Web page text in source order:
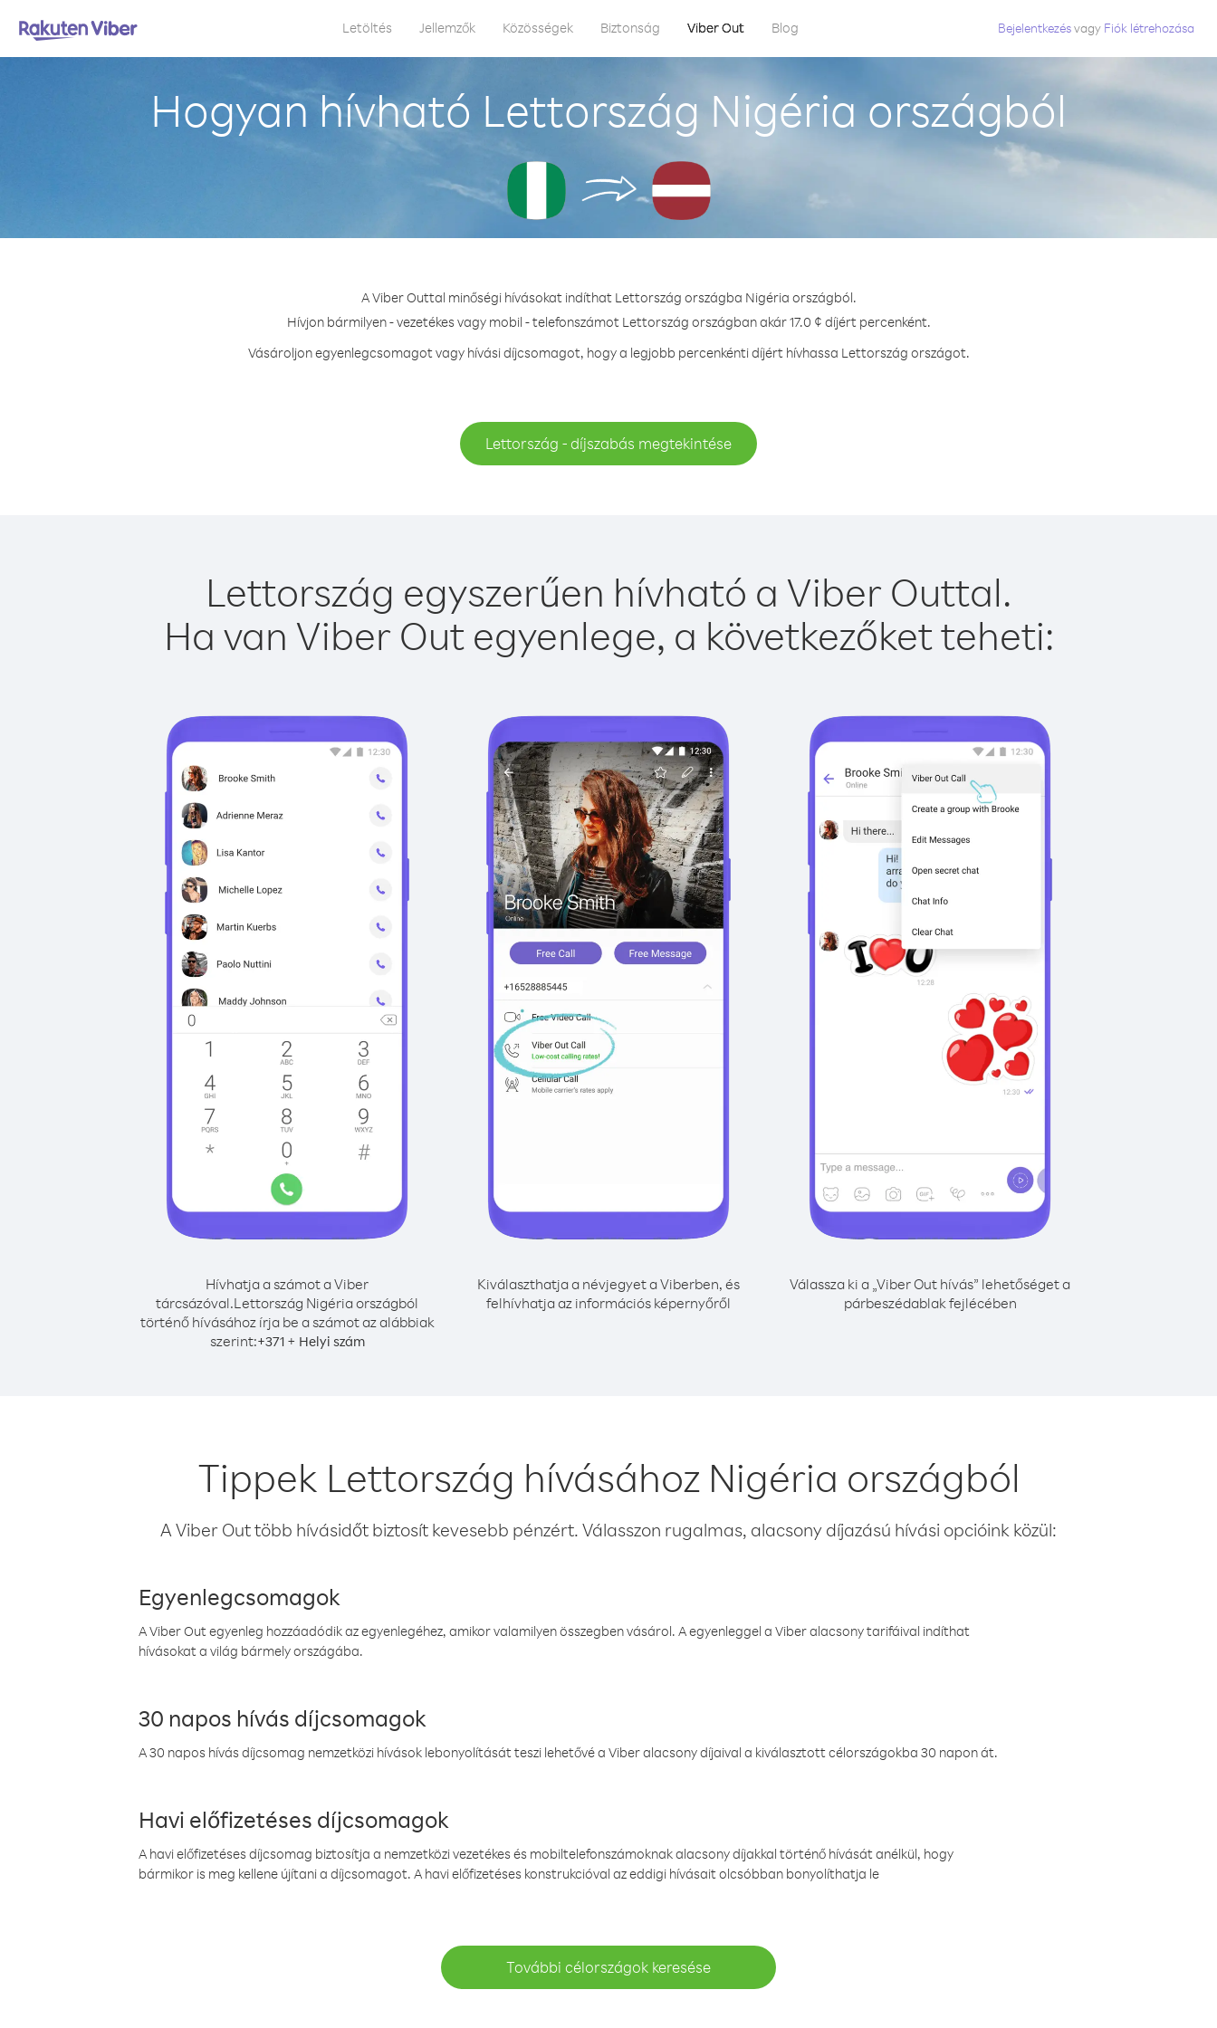
Letöltés Jellemzők Közösségek Biztonság Viber Out Blog Bejelentkezésvagy Fiók létrehozása
Hogyan hívható Lettország Nigéria országból
A Viber Outtal minőségi hívásokat indíthat Lettország országba Nigéria országból.
Hívjon bármilyen - vezetékes vagy mobil - telefonszámot Lettország országban akár 17.0 ¢ díjért percenként.
Vásároljon egyenlegcsomagot vagy hívási díjcsomagot, hogy a legjobb percenkénti díjért hívhassa Lettország országot.
Lettország - díjszabás megtekintése
Lettország egyszerűen hívható a Viber Outtal.
Ha van Viber Out egyenlege, a következőket teheti:
Hívhatja a számot a Viber
tárcsázóval.Lettország Nigéria országból
történő hívásához írja be a számot az alábbiak
szerint:+371+ Helyi szám
Kiválaszthatja a névjegyet a Viberben, és
felhívhatja az információs képernyőről
Válassza ki a „Viber Out hívás” lehetőséget a
párbeszédablak fejlécében
Tippek Lettország hívásához Nigéria országból
A Viber Out több hívásidőt biztosít kevesebb pénzért. Válasszon rugalmas, alacsony díjazású hívási opcióink közül:
Egyenlegcsomagok
A Viber Out egyenleg hozzáadódik az egyenlegéhez, amikor valamilyen összegben vásárol. A egyenleggel a Viber alacsony tarifáival indíthat
hívásokat a világ bármely országába.
30 napos hívás díjcsomagok
A 30 napos hívás díjcsomag nemzetközi hívások lebonyolítását teszi lehetővé a Viber alacsony díjaival a kiválasztott célországokba 30 napon át.
Havi előfizetéses díjcsomagok
A havi előfizetéses díjcsomag biztosítja a nemzetközi vezetékes és mobiltelefonszámoknak alacsony díjakkal történő hívását anélkül, hogy
bármikor is meg kellene újítani a díjcsomagot. A havi előfizetéses konstrukcióval az eddigi hívásait olcsóbban bonyolíthatja le
További célországok keresése